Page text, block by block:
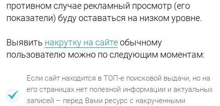
противном случае рекламный просмотр (его
показатели) буду оставаться на низком уровне.
Выявить накрутку на сайтеобычному
пользователю можно по следующим моментам:
Если сайт находится в ТОП-е поисковой выдачи, но на
его страницах нет полезной информации и актуальных
записей – перед Вами ресурс с накрученными